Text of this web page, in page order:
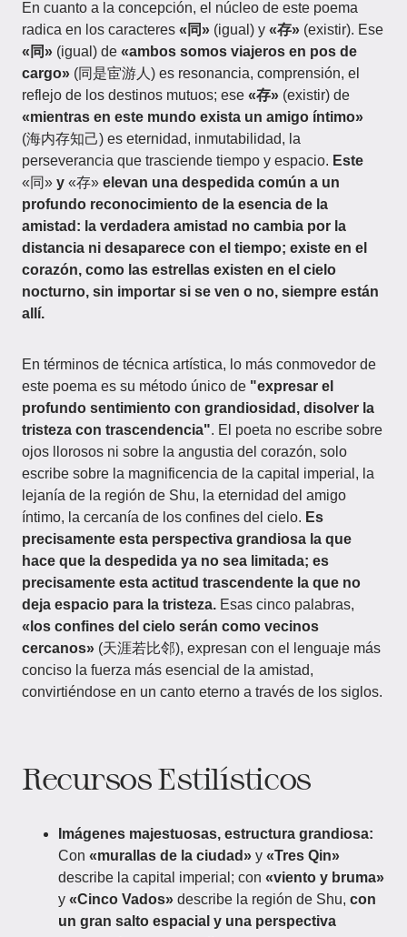
En cuanto a la concepción, el núcleo de este poema
radica en los caracteres «同» (igual) y «存» (existir). Ese
«同» (igual) de «ambos somos viajeros en pos de
cargo» (同是宦游人) es resonancia, comprensión, el
reflejo de los destinos mutuos; ese «存» (existir) de
«mientras en este mundo exista un amigo íntimo»
(海内存知己) es eternidad, inmutabilidad, la
perseverancia que trasciende tiempo y espacio. Este
«同» y «存» elevan una despedida común a un
profundo reconocimiento de la esencia de la
amistad: la verdadera amistad no cambia por la
distancia ni desaparece con el tiempo; existe en el
corazón, como las estrellas existen en el cielo
nocturno, sin importar si se ven o no, siempre están
allí.
En términos de técnica artística, lo más conmovedor de
este poema es su método único de "expresar el
profundo sentimiento con grandiosidad, disolver la
tristeza con trascendencia". El poeta no escribe sobre
ojos llorosos ni sobre la angustia del corazón, solo
escribe sobre la magnificencia de la capital imperial, la
lejanía de la región de Shu, la eternidad del amigo
íntimo, la cercanía de los confines del cielo. Es
precisamente esta perspectiva grandiosa la que
hace que la despedida ya no sea limitada; es
precisamente esta actitud trascendente la que no
deja espacio para la tristeza. Esas cinco palabras,
«los confines del cielo serán como vecinos
cercanos» (天涯若比邻), expresan con el lenguaje más
conciso la fuerza más esencial de la amistad,
convirtiéndose en un canto eterno a través de los siglos.
Recursos Estilísticos
Imágenes majestuosas, estructura grandiosa:
Con «murallas de la ciudad» y «Tres Qin»
describe la capital imperial; con «viento y bruma»
y «Cinco Vados» describe la región de Shu, con
un gran salto espacial y una perspectiva